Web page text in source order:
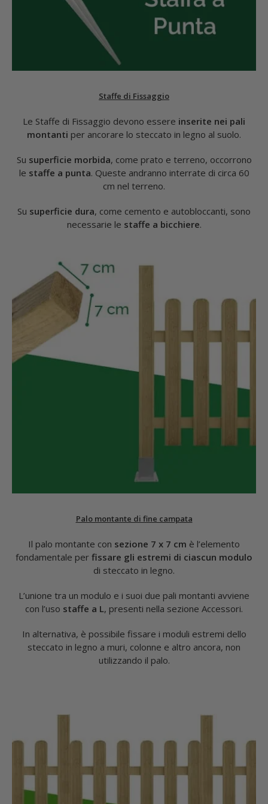
Staffe di Fissaggio
Le Staffe di Fissaggio devono essere inserite nei pali
montanti per ancorare lo steccato in legno al suolo.
Su superficie morbida, come prato e terreno, occorrono
le staffe a punta. Queste andranno interrate di circa 60
cm nel terreno.
Su superficie dura, come cemento e autobloccanti, sono
necessarie le staffe a bicchiere.
Palo montante di fine campata
Il palo montante con sezione 7 x 7 cm è l’elemento
fondamentale per fissare gli estremi di ciascun modulo
di steccato in legno.
L’unione tra un modulo e i suoi due pali montanti avviene
con l’uso staffe a L, presenti nella sezione Accessori.
In alternativa, è possibile fissare i moduli estremi dello
steccato in legno a muri, colonne e altro ancora, non
utilizzando il palo.